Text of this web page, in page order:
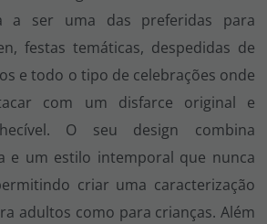
a ser uma das preferidas para
festas temáticas, despedidas de
e todo o tipo de celebrações onde
com um disfarce original e
O seu design combina
e um estilo intemporal que nunca
criar uma caracterização
adultos como para crianças. Além